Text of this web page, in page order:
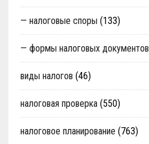
— налоговые споры (133)
— формы налоговых документов
виды налогов (46)
налоговая проверка(550)
налоговое планирование (763)